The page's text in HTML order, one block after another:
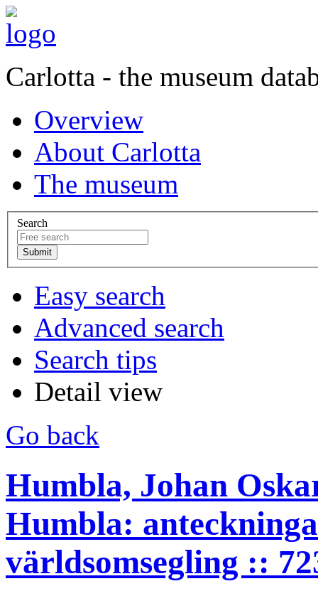
Carlotta - the museum
Overview
About Carlotta
The museum
Search
Easy search
Advanced search
Search tips
Detail view
Go back
Humbla, Johan
Humbla:
världsomsegling ::